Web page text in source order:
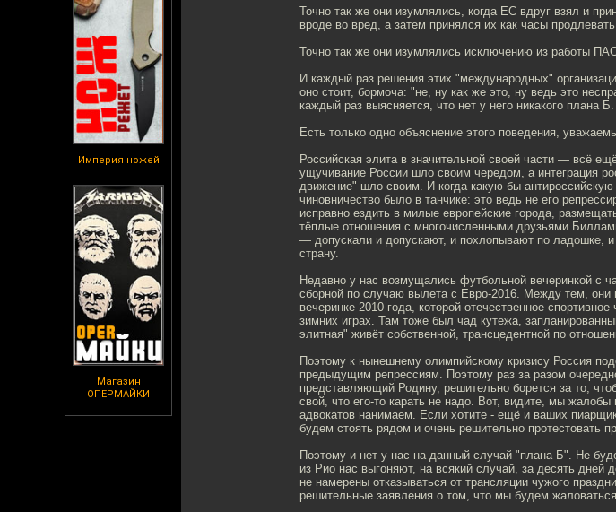
Империя ножей
Магазин
ОПЕРМАЙКИ
Точно так же они изумлялись, когда ЕС вдруг взял и
вроде во вред, а затем принялся их как часы
Точно так же они изумлялись исключению из работы
И каждый раз решения этих "международных"
оно стоит, бормоча: "не, ну как же это, ну ведь это
каждый раз выясняется, что нет у него никакого плана Б.
Есть только одно объяснение этого поведения,
Российская элита в значительной своей части — всё
ущучивание России шло своим чередом, а интеграция
движение" шло своим. И когда какую бы
чиновничество было в танчике: это ведь не его
исправно ездить в милые европейские города,
тёплые отношения с многочисленными друзьями
— допускали и допускают, и похлопывают по ладошке,
страну.
Недавно у нас возмущались футбольной вечеринкой с
сборной по случаю вылета с Евро-2016. Между тем, они
вечеринке 2010 года, которой отечественное
зимних играх. Там тоже был чад кутежа,
элитная" живёт собственной, трансцедентной по
Поэтому к нынешнему олимпийскому кризису Россия
предыдущим репрессиям. Поэтому раз за разом
представляющий Родину, решительно борется за то,
свой, что его-то карать не надо. Вот, видите, мы
адвокатов нанимаем. Если хотите - ещё и ваших
будем стоять рядом и очень решительно протестовать
Поэтому и нет у нас на данный случай "плана Б". Не
из Рио нас выгоняют, на всякий случай, за десять дней
не намерены отказываться от трансляции чужого
решительные заявления о том, что мы будем